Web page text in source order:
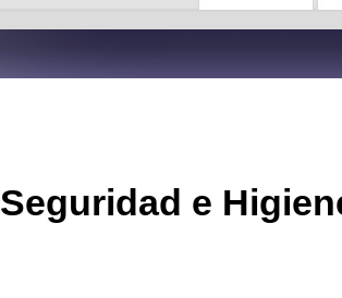
Seguridad e